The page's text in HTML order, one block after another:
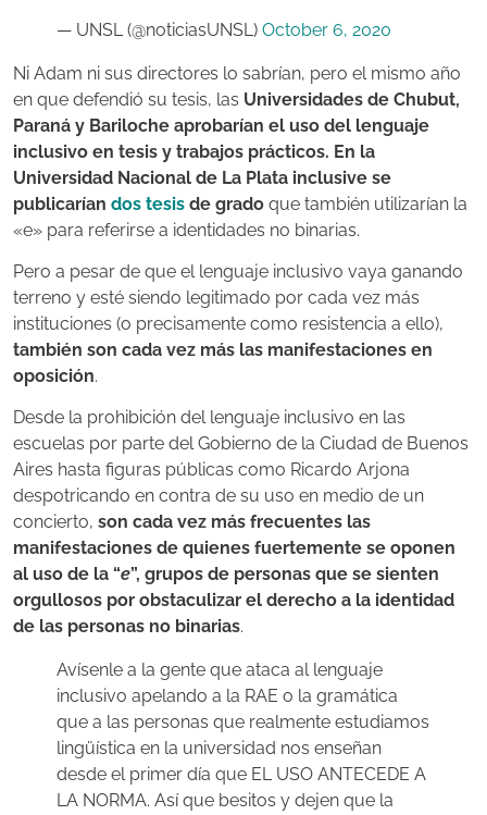
— UNSL (@noticiasUNSL) October 6, 2020
Ni Adam ni sus directores lo sabrían, pero el mismo año
en que defendió su tesis, las Universidades de Chubut,
Paraná y Bariloche aprobarían el uso del lenguaje
inclusivo en tesis y trabajos prácticos. En la
Universidad Nacional de La Plata inclusive se
publicarían dos tesis de grado que también utilizarían la
«e» para referirse a identidades no binarias.
Pero a pesar de que el lenguaje inclusivo vaya ganando
terreno y esté siendo legitimado por cada vez más
instituciones (o precisamente como resistencia a ello),
también son cada vez más las manifestaciones en
oposición.
Desde la prohibición del lenguaje inclusivo en las
escuelas por parte del Gobierno de la Ciudad de Buenos
Aires hasta figuras públicas como Ricardo Arjona
despotricando en contra de su uso en medio de un
concierto, son cada vez más frecuentes las
manifestaciones de quienes fuertemente se oponen
al uso de la “e”, grupos de personas que se sienten
orgullosos por obstaculizar el derecho a la identidad
de las personas no binarias.
Avísenle a la gente que ataca al lenguaje
inclusivo apelando a la RAE o la gramática
que a las personas que realmente estudiamos
lingüística en la universidad nos enseñan
desde el primer día que EL USO ANTECEDE A
LA NORMA. Así que besitos y dejen que la